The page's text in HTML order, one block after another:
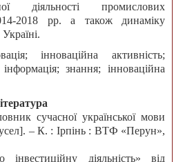
діяльності промислових
2018 рр. а також динаміку
інноваційна активність;
знання; інноваційна
сучасної української мови
– К. : Ірпінь : ВТФ «Перун»,
діяльність» від